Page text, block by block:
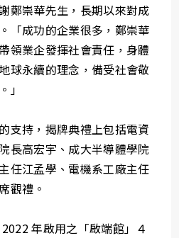
鄭崇華先生，長期以來對成
「成功的企業很多，鄭崇華
領業企發揮社會責任，身體
球永續的理念，備受社會敬
」
支持，揭牌典禮上包括電資
長高宏宇、成大半導體學院
任江孟學、電機系工廠主任
觀禮。
年啟用之「啟端館」４